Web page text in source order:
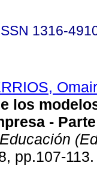
1316-
los
-
pp.107-